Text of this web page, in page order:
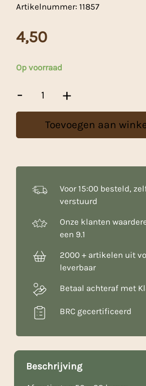
Artikelnummer: 11857
4,50
Op voorraad
-
Muffin
Roze
aantal
+
Toevoegen aan
Voor 15:00 besteld,
verstuurd
Onze klanten
een 9.1
2000 + artikelen uit
leverbaar
Betaal achteraf met
BRC gecertificeerd
Beschrijving